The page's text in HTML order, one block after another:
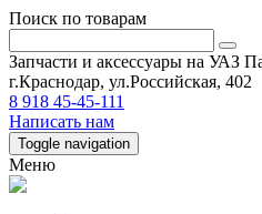
Поиск по товарам
Запчасти и аксессуары на УАЗ
г.Краснодар, ул.Российская, 402
8 918 45-45-111
Написать нам
Toggle navigation
Меню